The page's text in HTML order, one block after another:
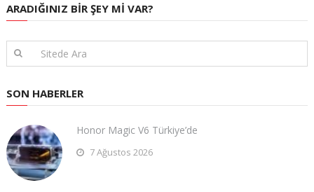
ARADIĞINIZ BIR ŞEY MI VAR?
SON HABERLER
Honor Magic V6 Türkiye’de
7 Ağustos 2026